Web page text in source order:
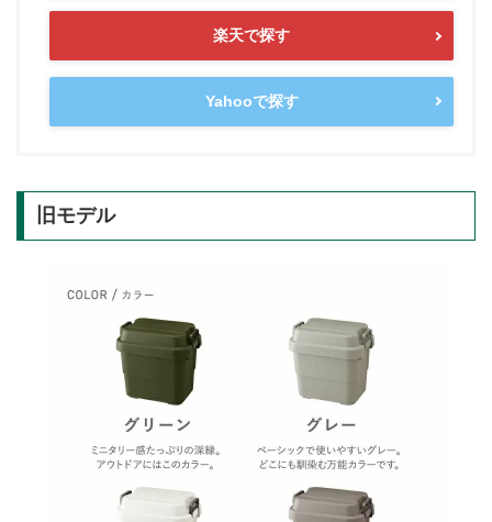
楽天で探す
Yahooで探す
旧モデル